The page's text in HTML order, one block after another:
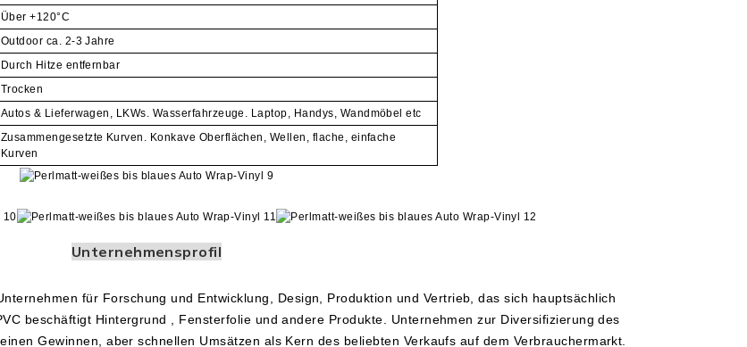
Über +120°C
Outdoor ca. 2-3 Jahre
Durch Hitze entfernbar
Trocken
Autos & Lieferwagen, LKWs. Wasserfahrzeuge. Laptop, Handys, Wandmöbel etc
Zusammengesetzte Kurven. Konkave Oberflächen, Wellen, flache, einfache
Kurven
Unternehmensprofil
für Forschung und Entwicklung, Design, Produktion und Vertrieb, das sich hauptsächlich
beschäftigt Hintergrund , Fensterfolie und andere Produkte. Unternehmen zur Diversifizierung des
Gewinnen, aber schnellen Umsätzen als Kern des beliebten Verkaufs auf dem Verbrauchermarkt.